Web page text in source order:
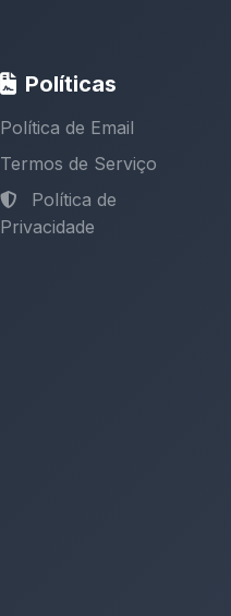
Políticas
Política de Email
Termos de Serviço
Política de
Privacidade